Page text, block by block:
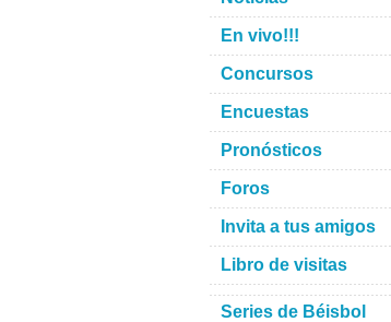
En vivo!!!
Concursos
Encuestas
Pronósticos
Foros
Invita a tus amigos
Libro de visitas
Series de Béisbol